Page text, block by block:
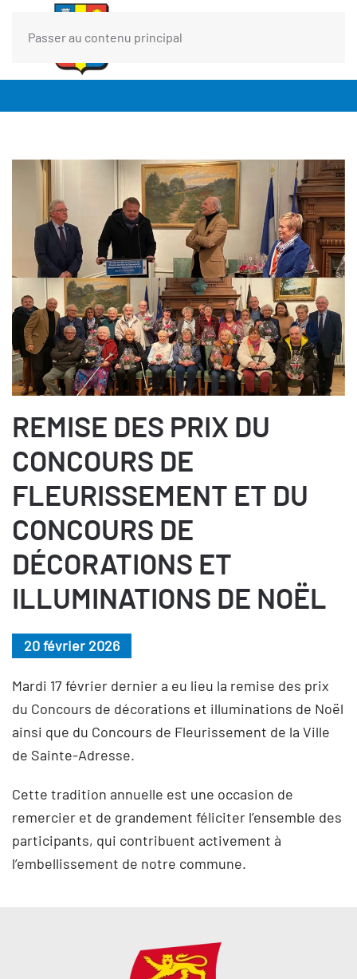
Passer au contenu principal
REMISE DES PRIX DU
CONCOURS DE
FLEURISSEMENT ET DU
CONCOURS DE
DÉCORATIONS ET
ILLUMINATIONS DE NOËL
20 février 2026
Mardi 17 février dernier a eu lieu la remise des prix
du Concours de décorations et illuminations de Noël
ainsi que du Concours de Fleurissement de la Ville
de Sainte-Adresse.
Cette tradition annuelle est une occasion de
remercier et de grandement féliciter l’ensemble des
participants, qui contribuent activement à
l’embellissement de notre commune.